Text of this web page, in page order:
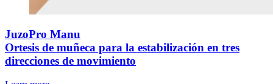
JuzoPro Manu
Ortesis de muñeca para la estabilización en tres
direcciones de movimiento